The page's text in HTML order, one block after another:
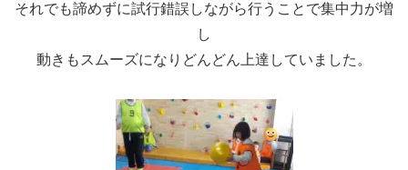
それでも諦めずに試行錯誤しながら行うことで集中力が増
し
動きもスムーズになりどんどん上達していました。